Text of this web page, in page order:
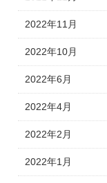
2022年11月
2022年10月
2022年6月
2022年4月
2022年2月
2022年1月